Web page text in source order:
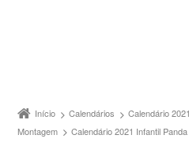
Início Calendários
Calendário
Montagem
Calendário 2021 Infantil